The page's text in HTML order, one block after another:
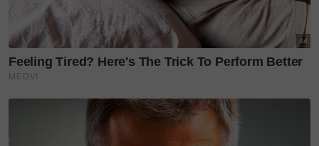
“Malam-malam yang panjang, syif on-call, penulisan
tesis, latihan klinikal, waktu belajar serta pilihan-
pilihan yang kadangkala membuatkan mummy
ini tidak pernah mahu berenggang,” tulisnya.
Dalam perkongsian sama, Dr Amalina menjelaskan